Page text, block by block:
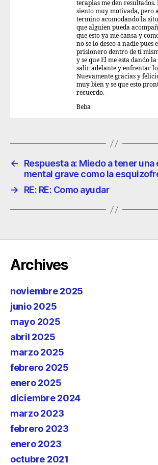
terapias me den resultados.
siento muy motivada, pero
termino acomodando la
que alguien pueda
que esto ya me cansa y
no se lo deseo a nadie pues
prisionero dentro de tí
y se que El me esta dando
salir adelante y enfrentar
Nuevamente gracias y
muy bien y se que esto
recuerdo.
Beba
←
Respuesta a: Miedo a tener
mental grave como la
→
RE: RE: Como ayudar
Archives
noviembre 2025
junio 2025
mayo 2025
abril 2025
marzo 2025
febrero 2025
enero 2025
diciembre 2024
marzo 2023
febrero 2023
enero 2023
octubre 2021